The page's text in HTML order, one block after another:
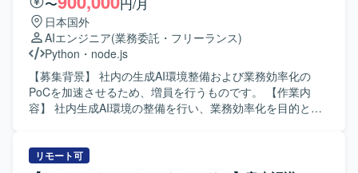
いただきます。 【求める人物像】 生成AIやLLM技術への関
心が高く、新しい技術要素を自らキャッチアップしながら
プロダクトに取り込んでいける方を求めております。チー
ムメンバーと協調しつつも、自走的に課題を発見し解決へ
と導ける方を歓迎いたします。 【ポジションの魅力】 音声
認識とAIエージェント技術を組み合わせたSaaSプロダクト
の中核に関わることができ、LLM連携やRAG最適化など先
機会が大きいポジションです。 【開発環境】 Python、
日本国外
AIエンジニア(業務委託・フリーランス)
Python ・ node.js
【募集背景】 社内の生成AI環境整備および業務効率化の
PoCを加速させるため、増員を行うものです。 【作業内
容】 社内生成AI環境の整備を行い、業務効率化を目的とし
討、実装および検証、結果の整理とフィードバックなどを
リモート可